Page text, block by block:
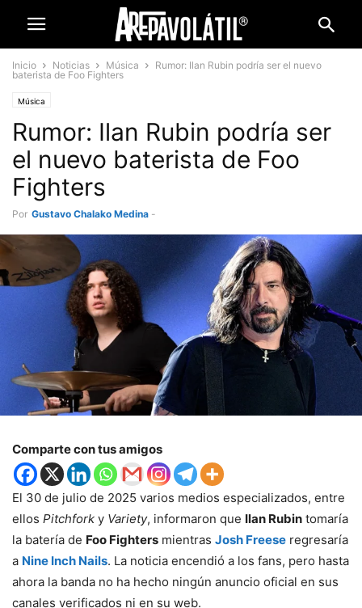
Inicio Noticias Música
Rumor: Ilan Rubin podría ser el nuevo
baterista de Foo Fighters
Música
Rumor: Ilan Rubin podría ser
el nuevo baterista de Foo
Fighters
Por Gustavo Chalako Medina -
Comparte con tus amigos
El 30 de julio de 2025 varios medios especializados, entre
ellos Pitchfork y Variety, informaron que Ilan Rubin tomaría
la batería de Foo Fighters mientras Josh Freese regresaría
a Nine Inch Nails. La noticia encendió a los fans, pero hasta
ahora la banda no ha hecho ningún anuncio oficial en sus
canales verificados ni en su web.